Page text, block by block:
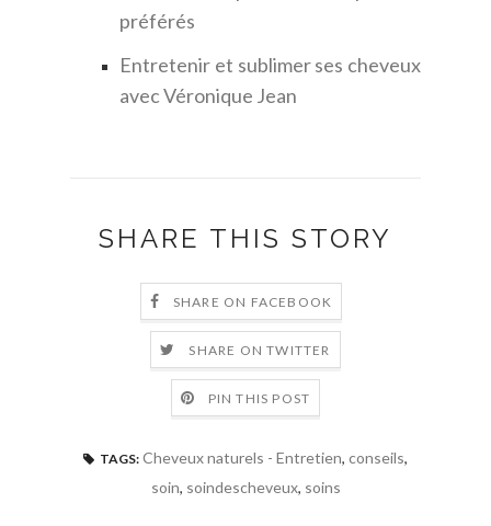
préférés
Entretenir et sublimer ses cheveux
avec Véronique Jean
SHARE THIS STORY
SHARE ON FACEBOOK
SHARE ON TWITTER
PIN THIS POST
TAGS: Cheveux naturels - Entretien, conseils,
soin, soindescheveux, soins